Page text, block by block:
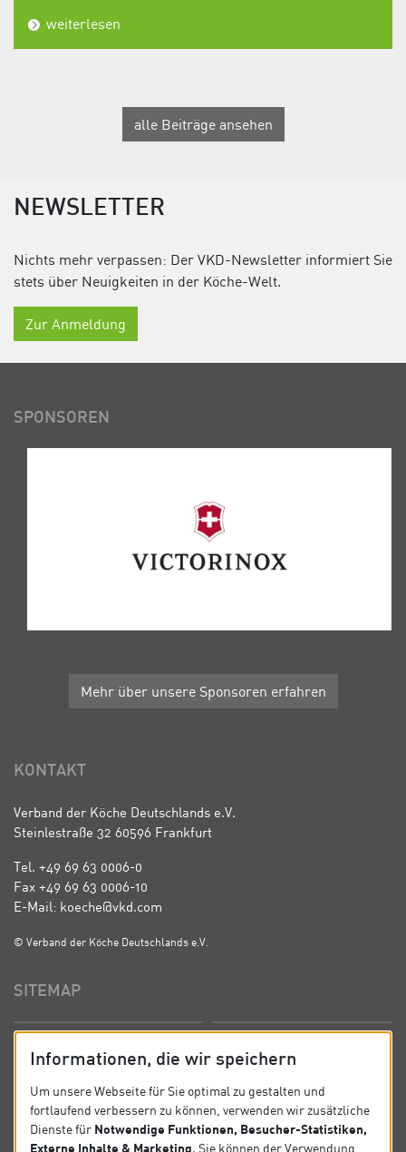
weiterlesen
alle Beiträge ansehen
NEWSLETTER
Nichts mehr verpassen: Der VKD-Newsletter informiert Sie
stets über Neuigkeiten in der Köche-Welt.
Zur Anmeldung
SPONSOREN
Mehr über unsere Sponsoren erfahren
KONTAKT
Verband der Köche Deutschlands e.V.
Steinlestraße 32 60596 Frankfurt
Tel. +49 69 63 0006-0
Fax +49 69 63 0006-10
E-Mail: koeche@vkd.com
© Verband der Köche Deutschlands e.V.
SITEMAP
News Kontakt
Informationen, die wir speichern
Um unsere Webseite für Sie optimal zu gestalten und
fortlaufend verbessern zu können, verwenden wir zusätzliche
Dienste für Notwendige Funktionen, Besucher-Statistiken,
Externe Inhalte & Marketing. Sie können der Verwendung